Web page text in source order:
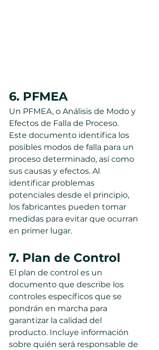
6. PFMEA
Un PFMEA, o Análisis de Modo y
Efectos de Falla de Proceso.
Este documento identifica los
posibles modos de falla para un
proceso determinado, así como
sus causas y efectos. Al
identificar problemas
potenciales desde el principio,
los fabricantes pueden tomar
medidas para evitar que ocurran
en primer lugar.
7. Plan de Control
El plan de control es un
documento que describe los
controles específicos que se
pondrán en marcha para
garantizar la calidad del
producto. Incluye información
sobre quién será responsable de